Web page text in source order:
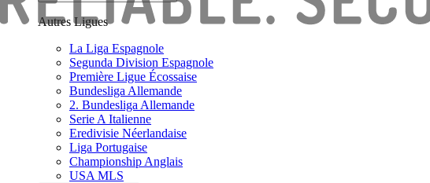
Autres Ligues
La Liga Espagnole
Segunda Division Espagnole
Première Ligue Écossaise
Bundesliga Allemande
2. Bundesliga Allemande
Serie A Italienne
Eredivisie Néerlandaise
Liga Portugaise
Championship Anglais
USA MLS